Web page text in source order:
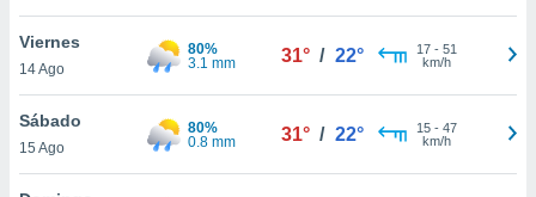
cookies
Viernes
14 Ago
80%
3.1 mm
31° / 22° 17- 51
km/h
Sábado
15 Ago
80%
0.8 mm
31° / 22° 15- 47
km/h